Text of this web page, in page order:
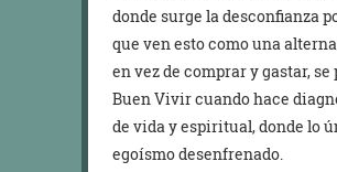
donde surge la desconfianza
que ven esto como una
en vez de comprar y gastar,
Buen Vivir cuando hace
de vida y espiritual, donde lo
egoísmo desenfrenado.